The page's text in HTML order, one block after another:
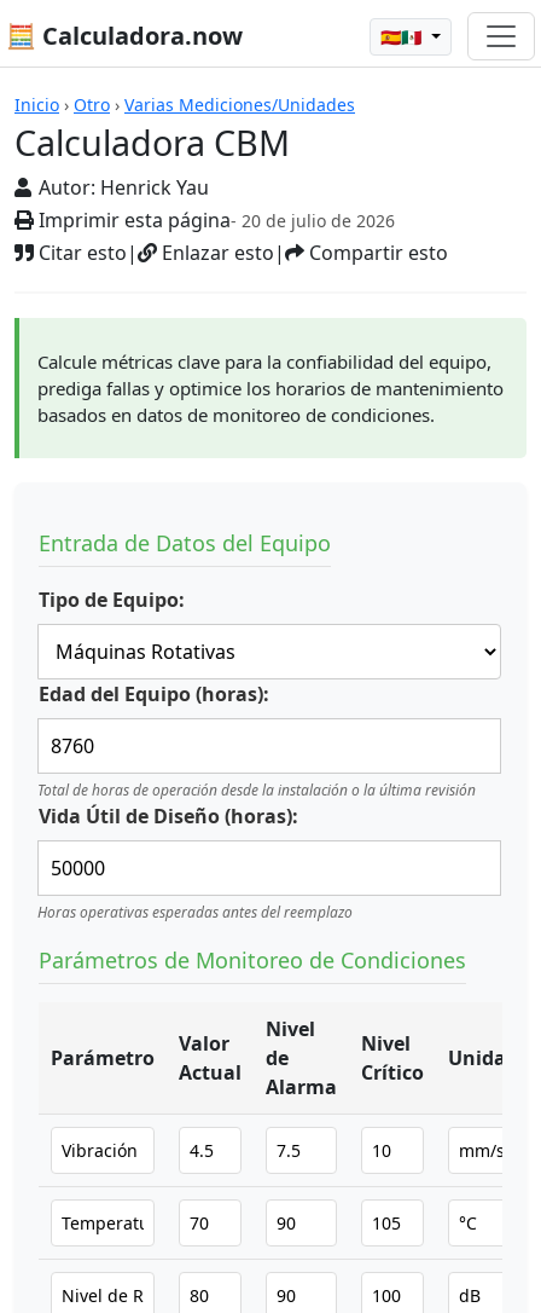
🧮 Calculadora.now 🇪🇸🇲🇽
Inicio › Otro › Varias Mediciones/Unidades
Calculadora CBM
Autor: Henrick Yau
Imprimir esta página- 20 de julio de 2026
Citar esto| Enlazar esto| Compartir esto
Calculadoras
Calcule métricas clave para la confiabilidad del equipo,
prediga fallas y optimice los horarios de mantenimiento
basados en datos de monitoreo de condiciones.
Entrada de Datos del Equipo
Tipo de Equipo:
Edad del Equipo (horas):
Total de horas de operación desde la instalación o la última revisión
Vida Útil de Diseño (horas):
Horas operativas esperadas antes del reemplazo
Parámetros de Monitoreo de Condiciones
Parámetro
Valor
Actual
Nivel
de
Alarma
Nivel
Crítico
Unidad